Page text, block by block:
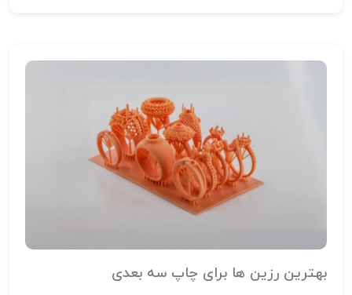
بهترین رزین‌ ها برای چاپ سه‌ بعدی